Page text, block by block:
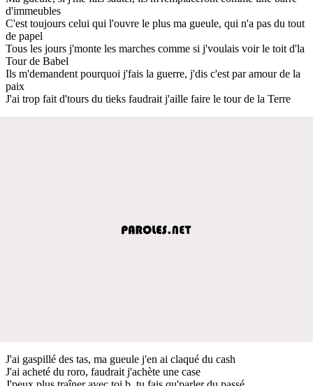
d'immeubles
C'est toujours celui qui l'ouvre le plus ma gueule, qui n'a pas du tout
de papel
Tous les jours j'monte les marches comme si j'voulais voir le toit d'la
Tour de Babel
Ils m'demandent pourquoi j'fais la guerre, j'dis c'est par amour de la
paix
J'ai trop fait d'tours du tieks faudrait j'aille faire le tour de la Terre
J'ai gaspillé des tas, ma gueule j'en ai claqué du cash
J'ai acheté du roro, faudrait j'achète une case